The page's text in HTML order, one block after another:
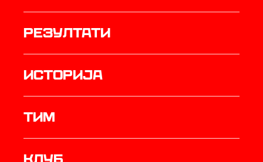
резултати
историја
ТИМ